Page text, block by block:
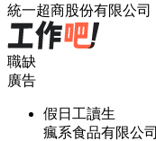
統一超商股份有限公司
職缺
廣告
假日工讀生
瘋系食品有限公司